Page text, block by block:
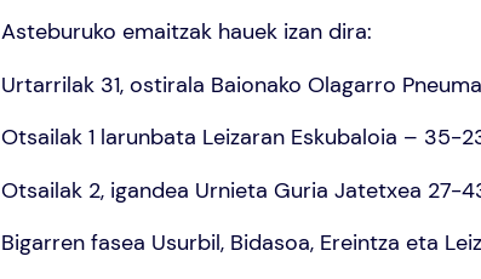
Asteburuko emaitzak hauek izan dira:
Urtarrilak 31, ostirala Baionako Olagarro
Otsailak 1 larunbata Leizaran Eskubaloia – 35-
Otsailak 2, igandea Urnieta Guria Jatetxea 27-
Bigarren fasea Usurbil, Bidasoa, Ereintza eta